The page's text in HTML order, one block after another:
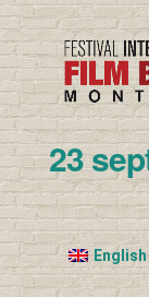
23
English